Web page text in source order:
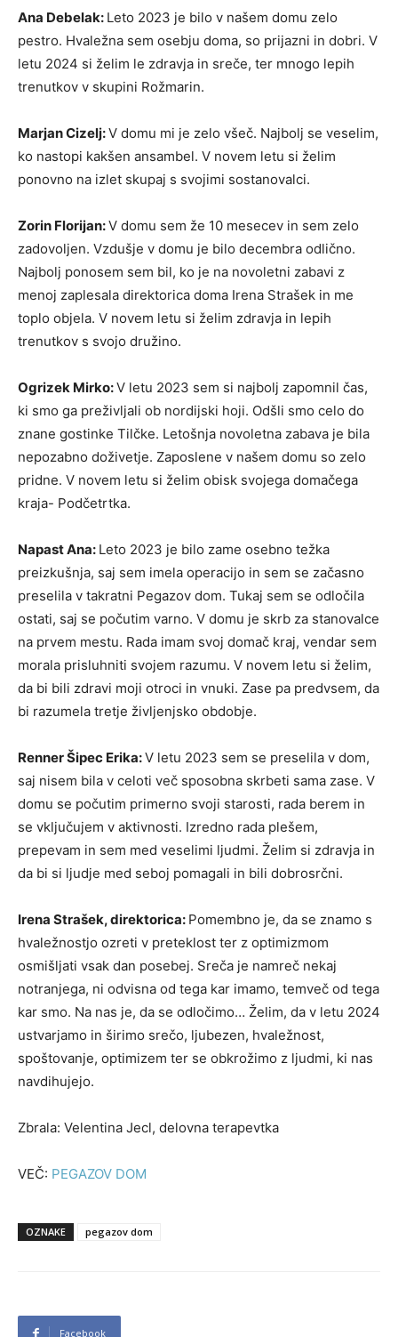
Ana Debelak: Leto 2023 je bilo v našem domu zelo
pestro. Hvaležna sem osebju doma, so prijazni in dobri. V
letu 2024 si želim le zdravja in sreče, ter mnogo lepih
trenutkov v skupini Rožmarin.
Marjan Cizelj:V domu mi je zelo všeč. Najbolj se veselim,
ko nastopi kakšen ansambel. V novem letu si želim
ponovno na izlet skupaj s svojimi sostanovalci.
Zorin Florijan:V domu sem že 10 mesecev in sem zelo
zadovoljen. Vzdušje v domu je bilo decembra odlično.
Najbolj ponosem sem bil, ko je na novoletni zabavi z
menoj zaplesala direktorica doma Irena Strašek in me
toplo objela. V novem letu si želim zdravja in lepih
trenutkov s svojo družino.
Ogrizek Mirko:V letu 2023 sem si najbolj zapomnil čas,
ki smo ga preživljali ob nordijski hoji. Odšli smo celo do
znane gostinke Tilčke. Letošnja novoletna zabava je bila
nepozabno doživetje. Zaposlene v našem domu so zelo
pridne. V novem letu si želim obisk svojega domačega
kraja- Podčetrtka.
Napast Ana: Leto 2023 je bilo zame osebno težka
preizkušnja, saj sem imela operacijo in sem se začasno
preselila v takratni Pegazov dom. Tukaj sem se odločila
ostati, saj se počutim varno. V domu je skrb za stanovalce
na prvem mestu. Rada imam svoj domač kraj, vendar sem
morala prisluhniti svojem razumu. V novem letu si želim,
da bi bili zdravi moji otroci in vnuki. Zase pa predvsem, da
bi razumela tretje življenjsko obdobje.
Renner Šipec Erika:V letu 2023 sem se preselila v dom,
saj nisem bila v celoti več sposobna skrbeti sama zase. V
domu se počutim primerno svoji starosti, rada berem in
se vključujem v aktivnosti. Izredno rada plešem,
prepevam in sem med veselimi ljudmi. Želim si zdravja in
da bi si ljudje med seboj pomagali in bili dobrosrčni.
Irena Strašek, direktorica: Pomembno je, da se znamo s
hvaležnostjo ozreti v preteklost ter z optimizmom
osmišljati vsak dan posebej. Sreča je namreč nekaj
notranjega, ni odvisna od tega kar imamo, temveč od tega
kar smo. Na nas je, da se odločimo… Želim, da v letu 2024
ustvarjamo in širimo srečo, ljubezen, hvaležnost,
spoštovanje, optimizem ter se obkrožimo z ljudmi, ki nas
navdihujejo.
Zbrala: Velentina Jecl, delovna terapevtka
VEČ: PEGAZOV DOM
OZNAKE pegazov dom
Facebook